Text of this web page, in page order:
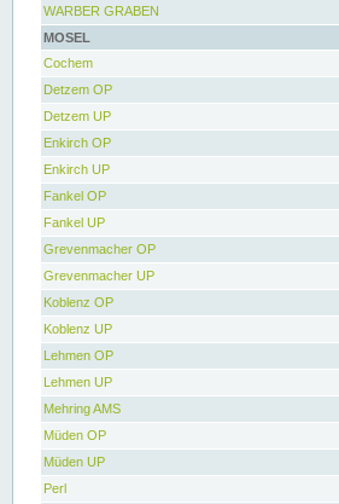
WARBER GRABEN
MOSEL
Cochem
Detzem OP
Detzem UP
Enkirch OP
Enkirch UP
Fankel OP
Fankel UP
Grevenmacher OP
Grevenmacher UP
Koblenz OP
Koblenz UP
Lehmen OP
Lehmen UP
Mehring AMS
Müden OP
Müden UP
Perl